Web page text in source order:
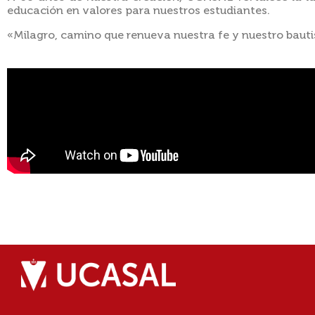
educación en valores para nuestros estudiantes.
«Milagro, camino que renueva nuestra fe y nuestro